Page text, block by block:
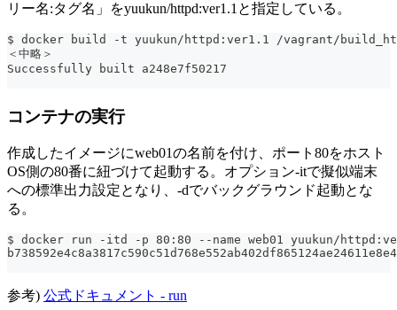
リー名:タグ名」をyuukun/httpd:ver1.1と指定している。
$ docker build -t yuukun/httpd:ver1.1 /vagrant/
＜中略＞
Successfully built a248e7f50217
コンテナの実行
作成したイメージにweb01の名前を付け、ポート80をホスト
OS側の80番に紐づけて起動する。オプション-itで擬似端末
への標準出力設定となり、-dでバックグラウンド起動とな
る。
$ docker run -itd -p 80:80 --name web01 yuukun/
参考) 公式ドキュメント - run